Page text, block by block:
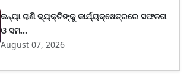
କନ୍ୟା ରାଶି ବ୍ୟକ୍ତିଙ୍କୁ କାର୍ଯ୍ୟକ୍ଷେତ୍ରରେ ସଫଳତା
ଓ ସମ...
August 07, 2026